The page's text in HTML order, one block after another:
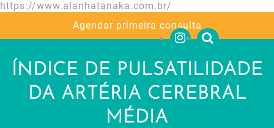
https://www.alanhatanaka.com.br/
Agendar primeira consulta
ÍNDICE DE PULSATILIDADE
DA ARTÉRIA CEREBRAL
MÉDIA